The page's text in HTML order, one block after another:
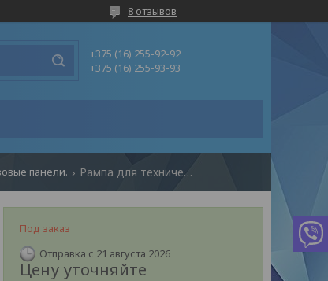
8 отзывов
+375 (16) 255-92-92
+375 (16) 255-93-93
панели. Рампа для технических газов
Под заказ
Отправка с 21 августа 2026
Цену уточняйте